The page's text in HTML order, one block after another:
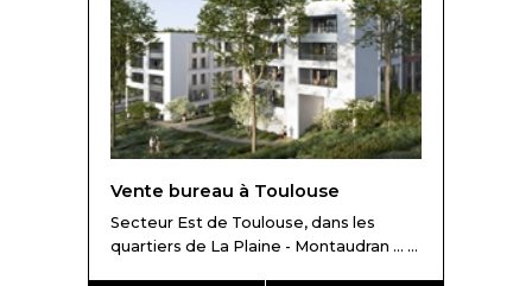
Vente bureau à Toulouse
Secteur Est de Toulouse, dans les
quartiers de La Plaine - Montaudran ... ...